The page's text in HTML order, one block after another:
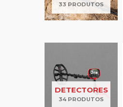
33 PRODUTOS
DETECTORES
34 PRODUTOS